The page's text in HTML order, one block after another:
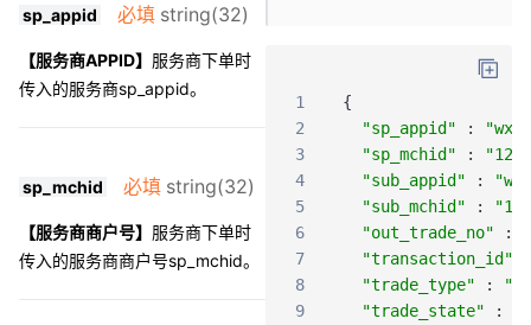
sp_appid 必填 string(32)
【服务商APPID】 服务商下单时
传入的服务商sp_appid。
sp_mchid 必填 string(32)
【服务商商户号】 服务商下单时
传入的服务商商户号sp_mchid。
1
{
2
"sp_appid" :
3
"sp_mchid" :
4
"sub_appid" :
5
"sub_mchid" :
6
"out_trade_no" :
7
"transaction_id"
8
"trade_type" :
9
"trade_state" :